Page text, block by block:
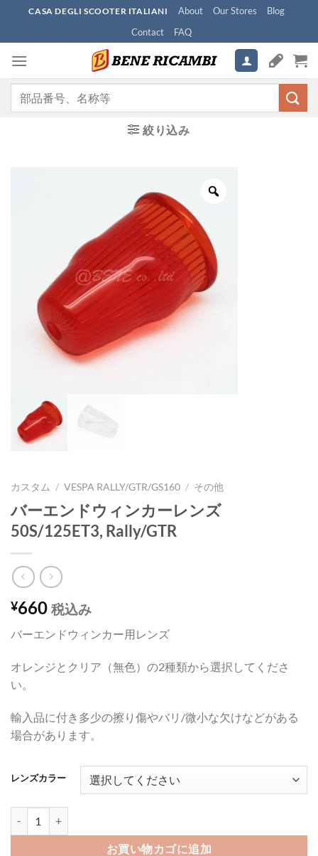
content
CASA DEGLI SCOOTER ITALIANI About Our Stores
Blog
Contact
FAQ
絞り込み
カスタム / VESPA RALLY/GTR/GS160 / その他
バーエンドウィンカーレンズ
50S/125ET3, Rally/GTR
¥660 税込み
バーエンドウィンカー用レンズ
オレンジとクリア（無色）の2種類から選択してくださ
い。
輸入品に付き多少の擦り傷やバリ/微小な欠けなどがある
場合があります。
レンズカラー
お買い物カゴに追加